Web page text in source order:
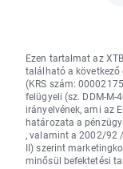
Ezen tartalmat az
található a következő
(KRS szám:
felügyeli (sz. DDM-
irányelvének, ami az
határozata a
, valamint a 2002/92
II) szerint
minősül befektetési